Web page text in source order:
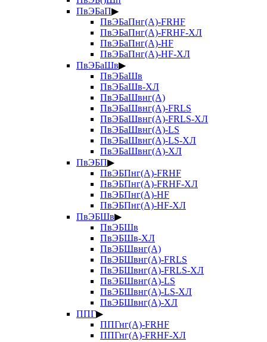
ПвЭБаП▶
ПвЭБаПнг(А)-FRHF
ПвЭБаПнг(А)-FRHF-ХЛ
ПвЭБаПнг(А)-HF
ПвЭБаПнг(А)-HF-ХЛ
ПвЭБаШв▶
ПвЭБаШв
ПвЭБаШв-ХЛ
ПвЭБаШвнг(А)
ПвЭБаШвнг(А)-FRLS
ПвЭБаШвнг(А)-FRLS-ХЛ
ПвЭБаШвнг(А)-LS
ПвЭБаШвнг(А)-LS-ХЛ
ПвЭБаШвнг(А)-ХЛ
ПвЭБП▶
ПвЭБПнг(А)-FRHF
ПвЭБПнг(А)-FRHF-ХЛ
ПвЭБПнг(А)-HF
ПвЭБПнг(А)-HF-ХЛ
ПвЭБШв▶
ПвЭБШв
ПвЭБШв-ХЛ
ПвЭБШвнг(А)
ПвЭБШвнг(А)-FRLS
ПвЭБШвнг(А)-FRLS-ХЛ
ПвЭБШвнг(А)-LS
ПвЭБШвнг(А)-LS-ХЛ
ПвЭБШвнг(А)-ХЛ
ППГ▶
ППГнг(А)-FRHF
ППГнг(А)-FRHF-ХЛ